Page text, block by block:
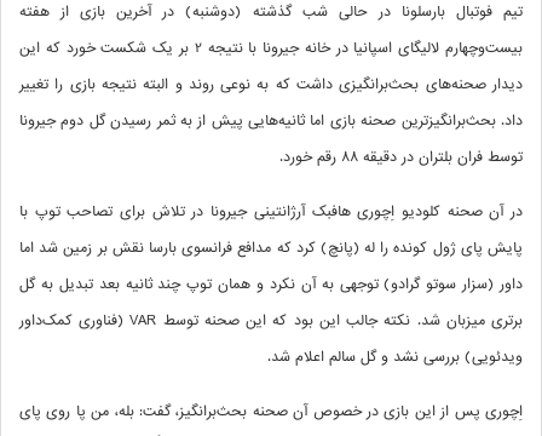
تیم فوتبال بارسلونا در حالی شب گذشته (دوشنبه) در آخرین بازی از هفته
بیست‌وچهارم لالیگای اسپانیا در خانه جیرونا با نتیجه 2 بر یک شکست خورد که این
دیدار صحنه‌های بحث‌برانگیزی داشت که به نوعی روند و البته نتیجه بازی را تغییر
داد. بحث‌برانگیزترین صحنه بازی اما ثانیه‌هایی پیش از به ثمر رسیدن گل دوم جیرونا
توسط فران بلتران در دقیقه 88 رقم خورد.
در آن صحنه کلودیو اِچوری هافبک آرژانتینی جیرونا در تلاش برای تصاحب توپ با
پایش پای ژول کونده را له (پانچ) کرد که مدافع فرانسوی بارسا نقش بر زمین شد اما
داور (سزار سوتو گرادو) توجهی به آن نکرد و همان توپ چند ثانیه بعد تبدیل به گل
برتری میزبان شد. نکته جالب این بود که این صحنه توسط VAR (فناوری کمک‌داور
ویدئویی) بررسی نشد و گل سالم اعلام شد.
اِچوری پس از این بازی در خصوص آن صحنه بحث‌برانگیز، گفت: بله، من پا روی پای